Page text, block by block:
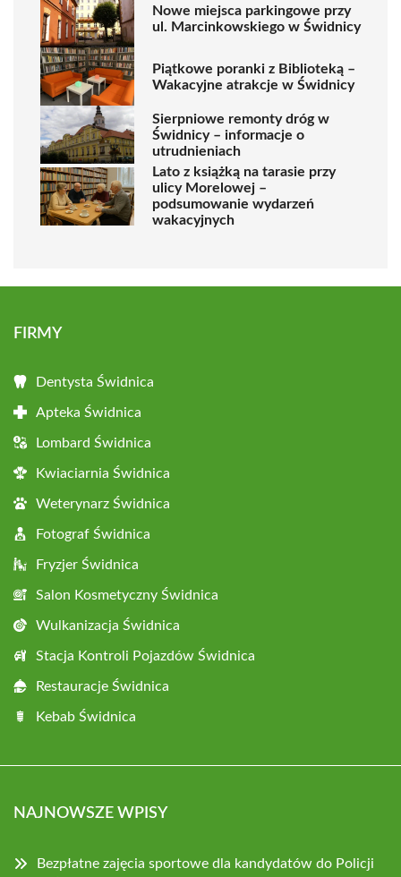
Nowe miejsca parkingowe przy
ul. Marcinkowskiego w Świdnicy
Piątkowe poranki z Biblioteką –
Wakacyjne atrakcje w Świdnicy
Sierpniowe remonty dróg w
Świdnicy – informacje o
utrudnieniach
Lato z książką na tarasie przy
ulicy Morelowej –
podsumowanie wydarzeń
wakacyjnych
FIRMY
Dentysta Świdnica
Apteka Świdnica
Lombard Świdnica
Kwiaciarnia Świdnica
Weterynarz Świdnica
Fotograf Świdnica
Fryzjer Świdnica
Salon Kosmetyczny Świdnica
Wulkanizacja Świdnica
Stacja Kontroli Pojazdów Świdnica
Restauracje Świdnica
Kebab Świdnica
NAJNOWSZE WPISY
Bezpłatne zajęcia sportowe dla kandydatów do Policji